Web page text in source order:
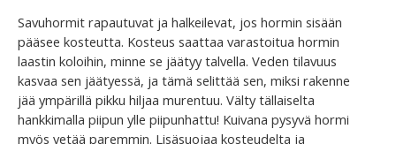
Savuhormit rapautuvat ja halkeilevat, jos hormin sisään
pääsee kosteutta. Kosteus saattaa varastoitua hormin
laastin koloihin, minne se jäätyy talvella. Veden tilavuus
kasvaa sen jäätyessä, ja tämä selittää sen, miksi rakenne
jää ympärillä pikku hiljaa murentuu. Välty tällaiselta
hankkimalla piipun ylle piipunhattu! Kuivana pysyvä hormi
myös vetää paremmin. Lisäsuojaa kosteudelta ja